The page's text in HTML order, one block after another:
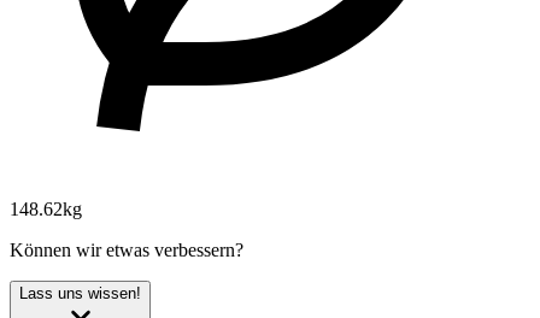
148.62kg
Können wir etwas verbessern?
Lass uns wissen!